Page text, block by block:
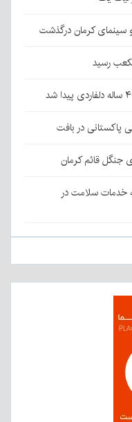
سینمای کرمان درگذشت
قائم کرمان
خدمات سلامت در